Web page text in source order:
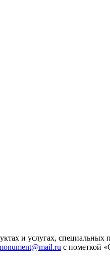
и услугах,
с пометкой